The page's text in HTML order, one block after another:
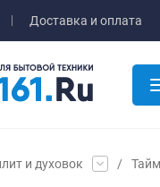
Доставка и оплата
и духовок /